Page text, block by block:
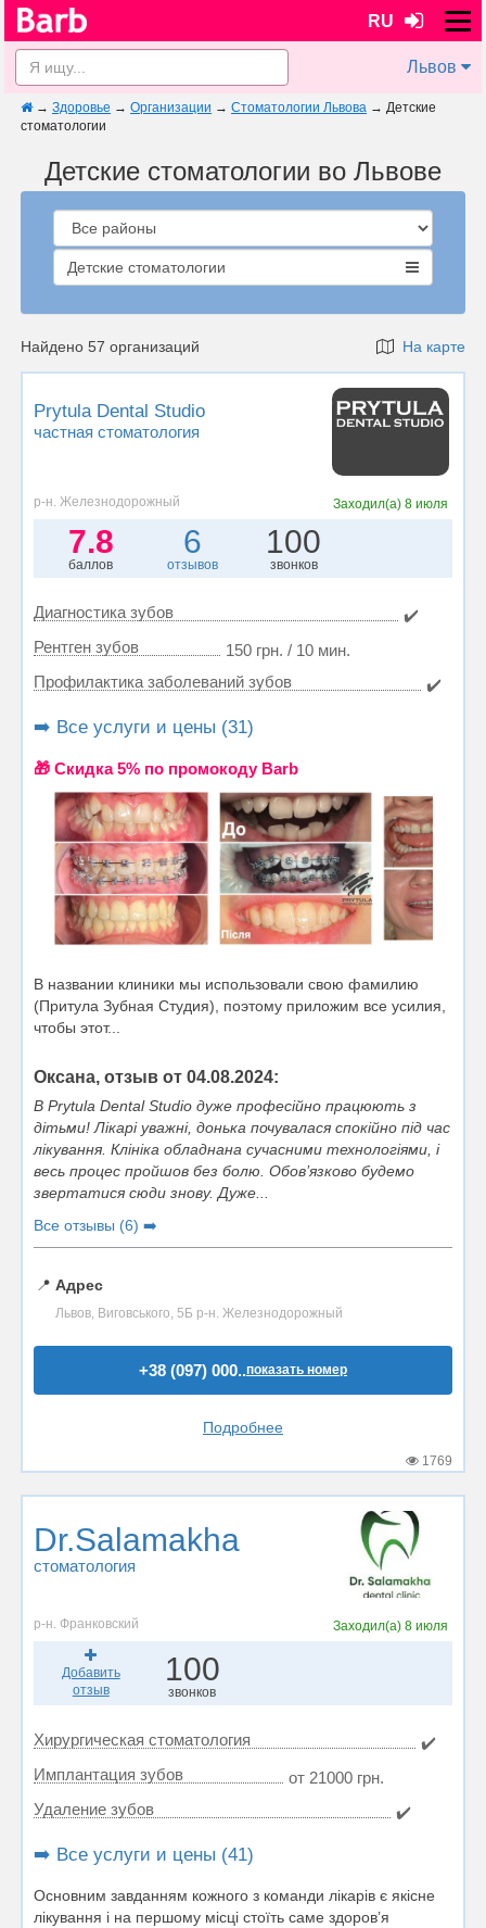
RU
Львов
→ Здоровье → Организации → Стоматологии Львова → Детские
стоматологии
Детские стоматологии во Львове
Детские стоматологии
Найдено 57 организаций На карте
Prytula Dental Studio
частная стоматология
р-н. Железнодорожный Заходил(а)8 июля
7.8
баллов
6
отзывов
100
звонков
Диагностика зубов
✔️
Рентген зубов
150 грн. / 10 мин.
Профилактика заболеваний зубов
✔️
➡️ Все услуги и цены (31)
🎁 Cкидка 5% по промокоду Barb
В названии клиники мы использовали свою фамилию
(Притула Зубная Студия), поэтому приложим все усилия,
чтобы этот...
Оксана, отзыв от 04.08.2024:
В Prytula Dental Studio дуже професійно працюють з
дітьми! Лікарі уважні, донька почувалася спокійно під час
лікування. Клініка обладнана сучасними технологіями, і
весь процес пройшов без болю. Обов’язково будемо
звертатися сюди знову. Дуже...
Все отзывы (6) ➡️
📍 Адрес
Львов, Виговського, 5Б р-н. Железнодорожный
+38 (097) 000..показать номер
Подробнее
1769
Dr.Salamakha
стоматология
р-н. Франковский Заходил(а)8 июля
Добавить
отзыв
100
звонков
Хирургическая стоматология
✔️
Имплантация зубов
от 21000 грн.
Удаление зубов
✔️
➡️ Все услуги и цены (41)
Основним завданням кожного з команди лікарів є якісне
лікування і на першому місці стоїть саме здоров’я